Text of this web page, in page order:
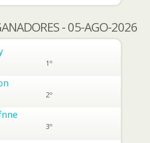
- 05-AGO-2026
1º
2º
3º